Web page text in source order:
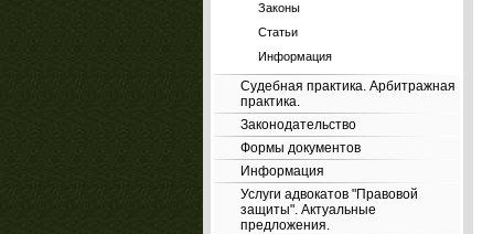
Законы
Статьи
Информация
Судебная практика. Арбитражная
практика.
Законодательство
Формы документов
Информация
Услуги адвокатов "Правовой
защиты". Актуальные
предложения.